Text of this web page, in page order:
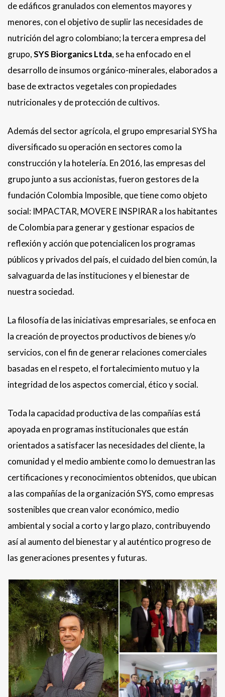
de edáficos granulados con elementos mayores y
menores, con el objetivo de suplir las necesidades de
nutrición del agro colombiano; la tercera empresa del
grupo,SYS Biorganics Ltda, se ha enfocado en el
desarrollo de insumos orgánico-minerales, elaborados a
base de extractos vegetales con propiedades
nutricionales y de protección de cultivos.
Además del sector agrícola, el grupo empresarial SYS ha
diversificado su operación en sectores como la
construcción y la hotelería. En 2016, las empresas del
grupo junto a sus accionistas, fueron gestores de la
fundación Colombia Imposible, que tiene como objeto
social: IMPACTAR, MOVER E INSPIRAR a los habitantes
de Colombia para generar y gestionar espacios de
reflexión y acción que potencialicen los programas
públicos y privados del país, el cuidado del bien común, la
salvaguarda de las instituciones y el bienestar de
nuestra sociedad.
La filosofía de las iniciativas empresariales, se enfoca en
la creación de proyectos productivos de bienes y/o
servicios, con el fin de generar relaciones comerciales
basadas en el respeto, el fortalecimiento mutuo y la
integridad de los aspectos comercial, ético y social.
Toda la capacidad productiva de las compañías está
apoyada en programas institucionales que están
orientados a satisfacer las necesidades del cliente, la
comunidad y el medio ambiente como lo demuestran las
certificaciones y reconocimientos obtenidos, que ubican
a las compañías de la organización SYS, como empresas
sostenibles que crean valor económico, medio
ambiental y social a corto y largo plazo, contribuyendo
así al aumento del bienestar y al auténtico progreso de
las generaciones presentes y futuras.